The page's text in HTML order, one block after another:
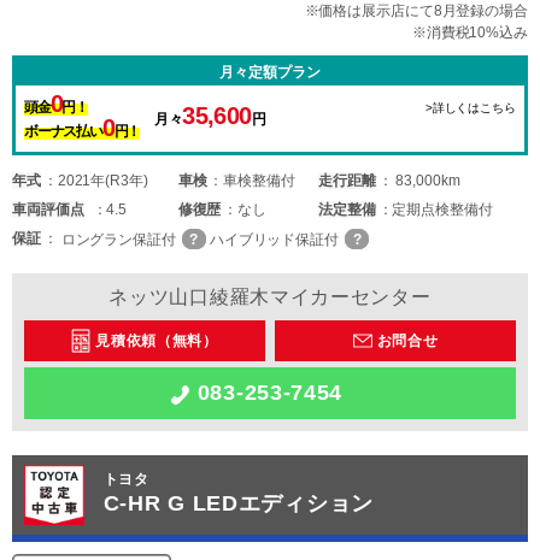
※価格は展示店にて8月登録の場合
※消費税10%込み
月々定額プラン
頭金0円！
ボーナス払い0円！
月々35,600円
>詳しくはこちら
年式 2021年(R3年) 車検 車検整備付 走行距離
83,000km
車両評価点 4.5 修復歴 なし 法定整備
定期点検整備付
保証
ロングラン保証付 ハイブリッド保証付
ネッツ山口綾羅木マイカーセンター
見積依頼（無料） お問合せ
083-253-7454
トヨタ
C-HR G LEDエディション